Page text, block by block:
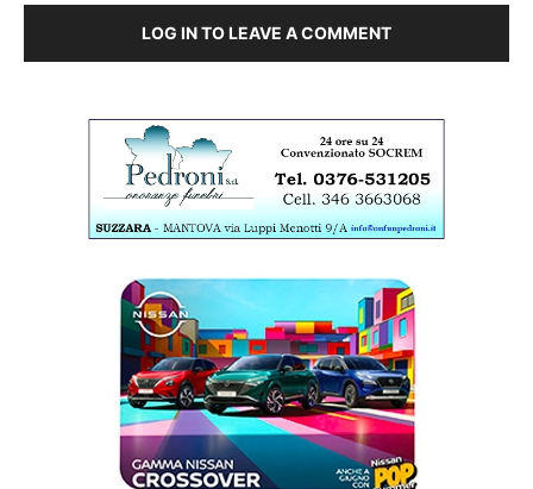
LOG IN TO LEAVE A COMMENT